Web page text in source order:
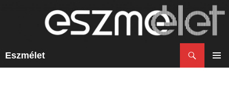
Eszmélet